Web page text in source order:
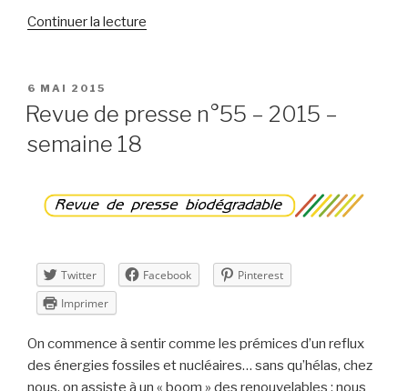
Continuer la lecture
n°57
semaine
20 »
PUBLIÉ
LE
6 MAI 2015
Revue de presse n°55 – 2015 –
semaine 18
Twitter Facebook
Pinterest
Imprimer
On commence à sentir comme les prémices d’un reflux
des énergies fossiles et nucléaires… sans qu’hélas, chez